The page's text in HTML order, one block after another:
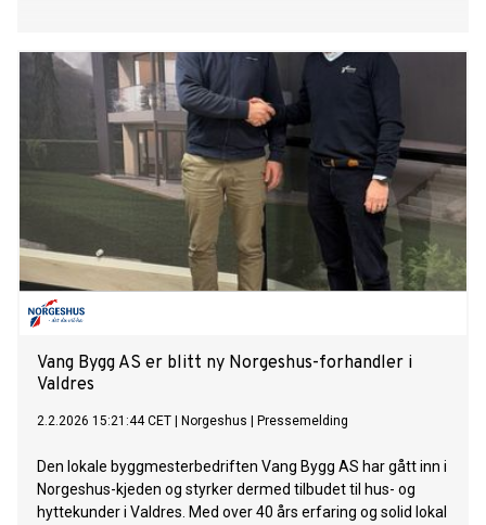
Vang Bygg AS er blitt ny Norgeshus-forhandler i
Valdres
2.2.2026 15:21:44 CET Norgeshus Pressemelding
Den lokale byggmesterbedriften Vang Bygg AS har gått inn i
Norgeshus-kjeden og styrker dermed tilbudet til hus- og
hyttekunder i Valdres. Med over 40 års erfaring og solid lokal